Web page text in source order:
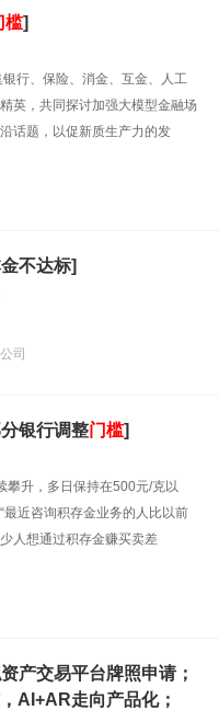
槛]
行、保险、消金、互金、人工
英，共同探讨加强大模型金融场
话题，以促新质生产力的发
不达标]
司
银行调整门槛]
攀升，多日保持在500元/克以
近咨询积存金业务的人比以前
人想通过积存金赚买卖差
产交易平台牌照申请；
，AI+AR走向产品化；